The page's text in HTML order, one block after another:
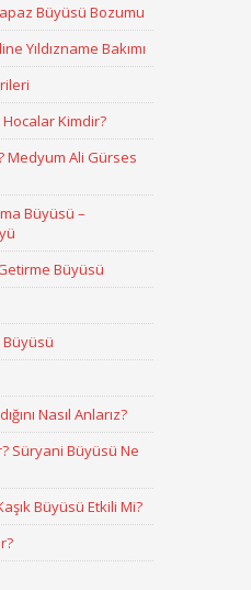
Büyüsü Bozumu
Yıldızname Bakımı
Kimdir?
Medyum Ali Gürses
Büyüsü –
Büyüsü
Nasıl Anlarız?
Süryani Büyüsü Ne
Büyüsü Etkili Mi?